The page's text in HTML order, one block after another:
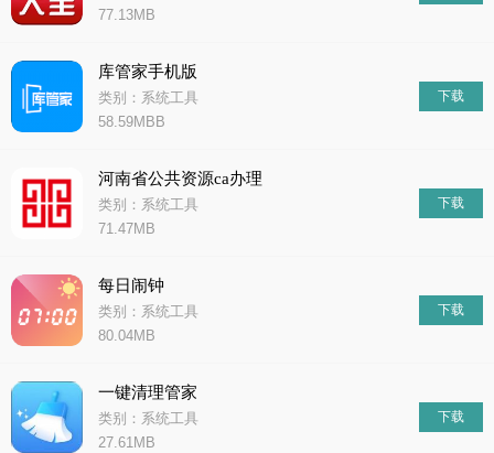
77.13MB
库管家手机版
类别：系统工具
58.59MBB
下载
河南省公共资源ca办理
类别：系统工具
71.47MB
下载
每日闹钟
类别：系统工具
80.04MB
下载
一键清理管家
类别：系统工具
27.61MB
下载